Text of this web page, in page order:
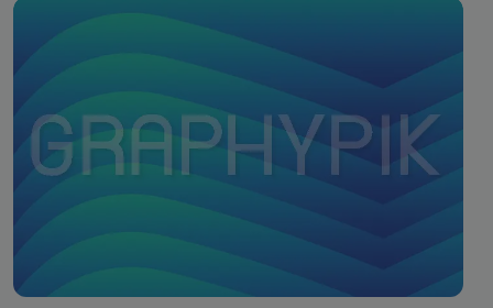
View Details